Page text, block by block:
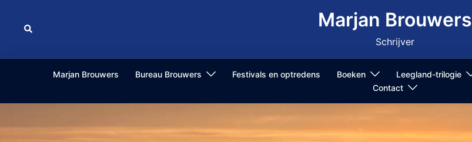
Zoeken Marjan Brouwers
Schrijver
Marjan Brouwers Bureau Brouwers Festivals en optredens Boeken Leegland-trilogie
Contact